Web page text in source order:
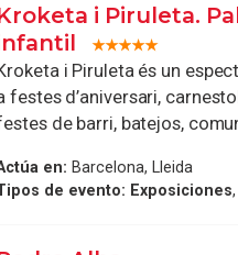
i Piruleta.
i Piruleta és un
festes d’aniversari,
de barri, batejos,
en: Barcelona, Lleida
de evento: Exposiciones